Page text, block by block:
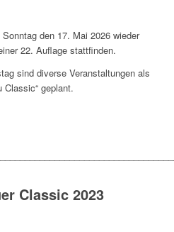
den 17. Mai 2026 wieder
22. Auflage stattfinden.
sind diverse Veranstaltungen als
Classic“ geplant.
Classic 2023